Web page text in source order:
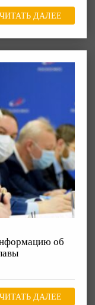
ЧИТАТЬ ДАЛЕЕ
об
ЧИТАТЬ ДАЛЕЕ